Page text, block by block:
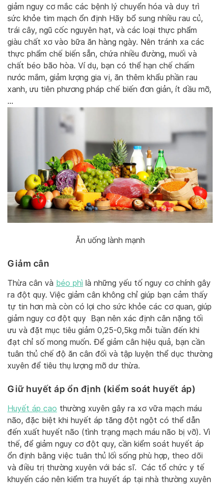
giảm nguy cơ mắc các bệnh lý chuyển hóa và duy trì
sức khỏe tim mạch ổn định Hãy bổ sung nhiều rau củ,
trái cây, ngũ cốc nguyên hạt, và các loại thực phẩm
giàu chất xơ vào bữa ăn hàng ngày. Nên tránh xa các
thực phẩm chế biến sẵn, chứa nhiều đường, muối và
chất béo bão hòa. Ví dụ, bạn có thể hạn chế chấm
nước mắm, giảm lượng gia vị, ăn thêm khẩu phần rau
xanh, ưu tiên phương pháp chế biến đơn giản, ít dầu mỡ,
…
Ăn uống lành mạnh
Giảm cân
Thừa cân và béo phì là những yếu tố nguy cơ chính gây
ra đột quỵ. Việc giảm cân không chỉ giúp bạn cảm thấy
tự tin hơn mà còn có lợi cho sức khỏe các cơ quan, giúp
giảm nguy cơ đột quỵ Bạn nên xác định cân nặng tối
ưu và đặt mục tiêu giảm 0,25-0,5kg mỗi tuần đến khi
đạt chỉ số mong muốn. Để giảm cân hiệu quả, bạn cần
tuân thủ chế độ ăn cân đối và tập luyện thể dục thường
xuyên để tiêu thụ lượng mỡ dư thừa.
Giữ huyết áp ổn định (kiểm soát huyết áp)
Huyết áp cao thường xuyên gây ra xơ vữa mạch máu
não, đặc biệt khi huyết áp tăng đột ngột có thể dẫn
đến xuất huyết não (tình trạng mạch máu não bị vỡ). Vì
thế, để giảm nguy cơ đột quỵ, cần kiểm soát huyết áp
ổn định bằng việc tuân thủ lối sống phù hợp, theo dõi
và điều trị thường xuyên với bác sĩ. Các tổ chức y tế
khuyến cáo nên kiểm tra huyết áp tại nhà thường xuyên